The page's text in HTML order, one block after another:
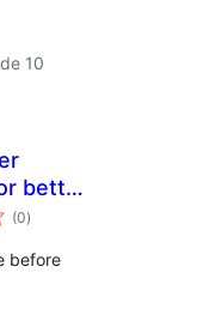
10
better
(0total
aprecieri
)
before